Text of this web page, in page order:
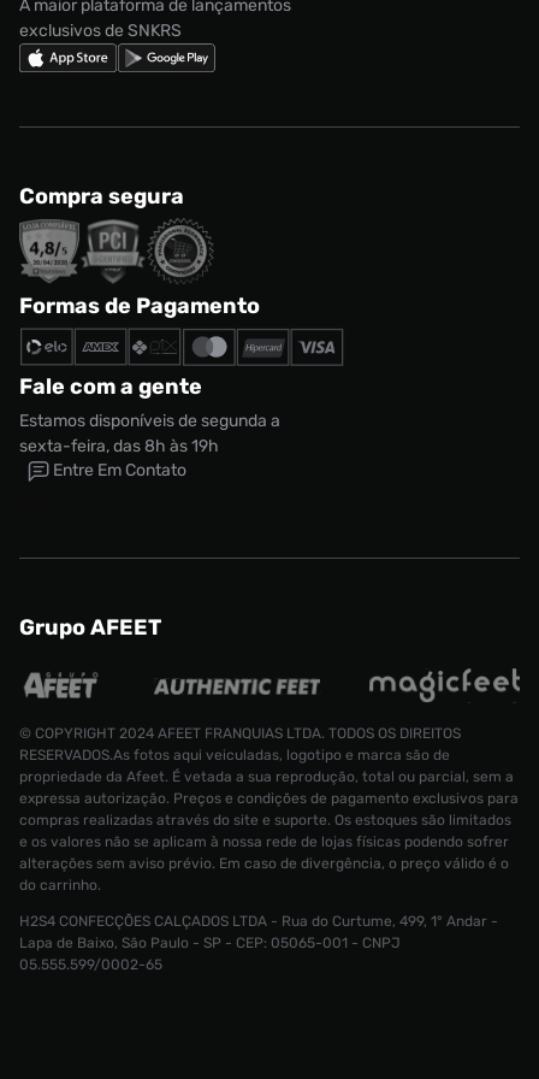
Chinelo Rider x Stranger Things Slide
A maior plataforma de lançamentos
exclusivos de SNKRS
Compra segura
Formas de Pagamento
Fale com a gente
Estamos disponíveis de segunda a
sexta-feira, das 8h às 19h
Entre Em Contato
Grupo AFEET
© COPYRIGHT 2024 AFEET FRANQUIAS LTDA. TODOS OS DIREITOS
RESERVADOS.As fotos aqui veiculadas, logotipo e marca são de
propriedade da Afeet. É vetada a sua reprodução, total ou parcial, sem a
expressa autorização. Preços e condições de pagamento exclusivos para
compras realizadas através do site e suporte. Os estoques são limitados
e os valores não se aplicam à nossa rede de lojas físicas podendo sofrer
alterações sem aviso prévio. Em caso de divergência, o preço válido é o
do carrinho.
H2S4 CONFECÇÕES CALÇADOS LTDA - Rua do Curtume, 499, 1° Andar -
Lapa de Baixo, São Paulo - SP - CEP: 05065-001 - CNPJ
05.555.599/0002-65